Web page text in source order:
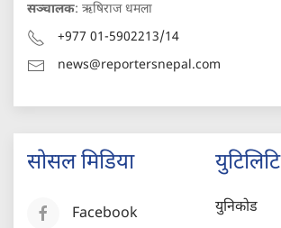
सञ्चालक: ऋषिराज धमला
+977 01-5902213/14
news@reportersnepal.com
सोसल मिडिया
Facebook
युटिलिटि
युनिकोड